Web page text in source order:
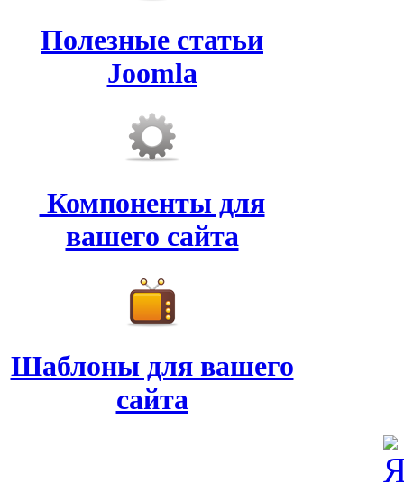
Полезные статьи
Joomla
Компоненты для
вашего сайта
Шаблоны для вашего
сайта